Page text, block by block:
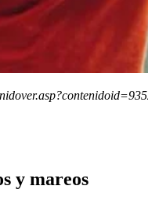
y mareos